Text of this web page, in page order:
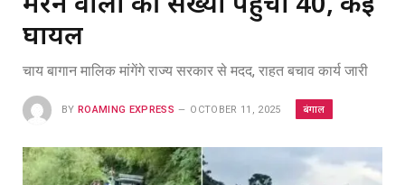
घायल
चाय बागान मालिक मांगेंगे राज्य सरकार से मदद, राहत बचाव कार्य जारी
BY ROAMING EXPRESS OCTOBER 11, 2025 बंगाल